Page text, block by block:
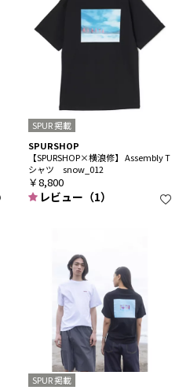
SPUR 掲載
SPURSHOP
【SPURSHOP×横浪修】 Assembly T
シャツ snow_012
￥8,800
レビュー（1）
SPUR 掲載